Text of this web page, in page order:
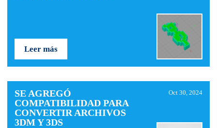
Leer más
SE AGREGÓ
COMPATIBILIDAD PARA
CONVERTIR ARCHIVOS
3DM Y 3DS
Oct 30, 2024